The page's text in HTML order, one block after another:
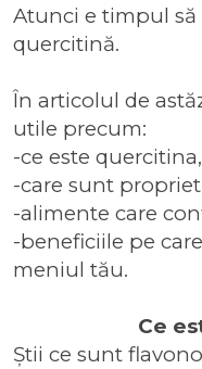
Atunci e timpul
quercitină.
În articolul de
utile precum:
-ce este quercitina,
-care sunt
-alimente care
-beneficiile pe
meniul tău.
Ce
Știi ce sunt